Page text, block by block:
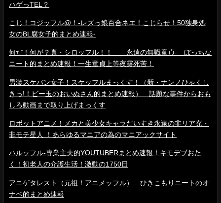
ハゲっTEL？
こじ！コジッフル@！-レズっ娘百合ネエ！こじらせ！50独身処
女のBL腐女子的まとめ速報-
何だ！何が？真・シロッフル！！ 永遠の無職童貞- ぼっちな
ニート的まとめ速報！一生童貞上等夜露死苦！
男装スケバン女子！スケッフルまっくす！（新・ナンノひゃくし
きっ!！ビー玉のおいぬさん的まとめ速報） 話題な事件からおも
しろ動画まで取り上げまっくす
ロボットアニメ！メカと美少女キャラだいすき永遠の非リア充・
非モテ星人 ！あらゆるマニアの為のマニアックサイト
ハルッフル-専業主夫的YOUTUBERまとめ速報！キモデブおた
く！初老人の介護生活！激動の1750日
アニゲタレスト（元祖！アニメッフル） ひきこもりニートのオ
ナベ的まとめ速報